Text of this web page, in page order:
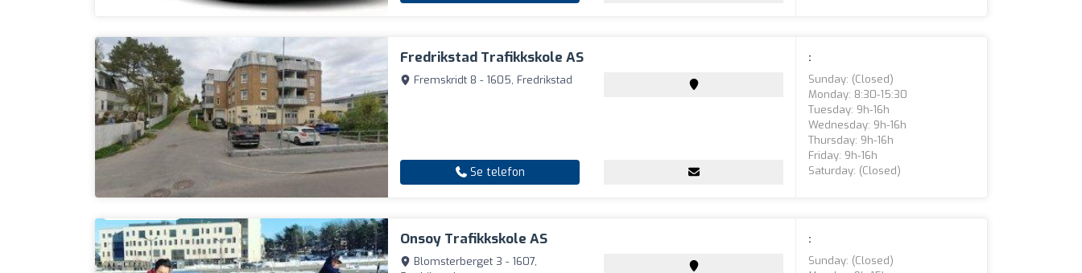
Fredrikstad Trafikkskole AS
Fremskridt 8 - 1605, Fredrikstad
Se telefon
:
Sunday: (closed)
Monday: 8:30-15:30
Tuesday: 9h-16h
Wednesday: 9h-16h
Thursday: 9h-16h
Friday: 9h-16h
Saturday: (closed)
Onsoy Trafikkskole AS
Blomsterberget 3 - 1607,
:
Sunday: (closed)